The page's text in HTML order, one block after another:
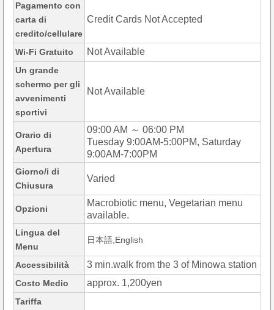
Pagamento con
carta di
credito/cellulare
Credit Cards Not Accepted
Wi-Fi Gratuito Not Available
Un grande
schermo per gli
avvenimenti
sportivi
Not Available
Orario di
Apertura
09:00 AM ～ 06:00 PM
Tuesday 9:00AM-5:00PM, Saturday
9:00AM-7:00PM
Giorno/i di
Chiusura
Varied
Opzioni
Macrobiotic menu, Vegetarian menu
available.
Lingua del
Menu
日本語,English
Accessibilità 3 min.walk from the 3 of Minowa station
Costo Medio approx. 1,200yen
Tariffa